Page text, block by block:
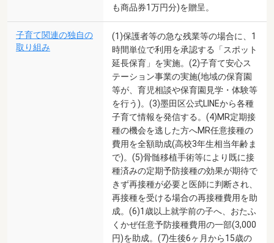
も商品券1万円分)を贈呈。
子育て関連の独自の
取り組み
(1)保護者等の急な残業等の場合に、1
時間単位で利用を承認する「スポット
延長保育」を実施。(2)子育て安心ス
テーション事業の実施(地域の保育園
等が、育児相談や保育園見学・体験等
を行う)。(3)墨田区公式LINEから各種
子育て情報を発信する。(4)MR定期接
種の機会を逃した方へMR任意接種の
費用を全額助成(高校3年生相当年齢ま
で)。(5)骨髄移植手術等により既に接
種済みの定期予防接種の効果が期待で
きず再接種が必要と医師に判断され、
再接種を受ける場合の再接種費用を助
成。(6)1歳以上就学前の子へ、おたふ
くかぜ任意予防接種費用の一部(3,000
円)を助成。(7)生後6ヶ月から15歳の